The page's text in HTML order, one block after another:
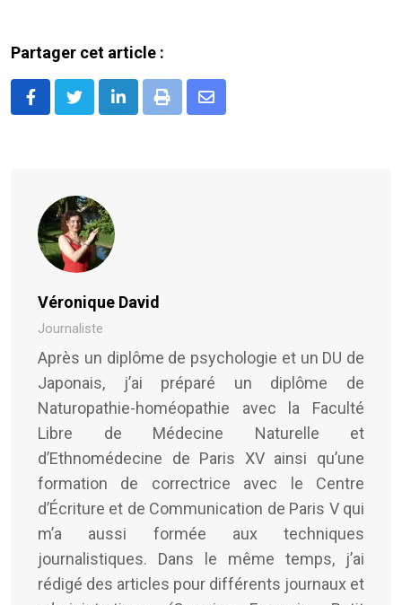
Partager cet article :
LinkedInPrint
Share
Véronique David
Journaliste
Après un diplôme de psychologie et un DU de
Japonais, j’ai préparé un diplôme de
Naturopathie-homéopathie avec la Faculté
Libre de Médecine Naturelle et
d’Ethnomédecine de Paris XV ainsi qu’une
formation de correctrice avec le Centre
d’Écriture et de Communication de Paris V qui
m’a aussi formée aux techniques
journalistiques. Dans le même temps, j’ai
rédigé des articles pour différents journaux et